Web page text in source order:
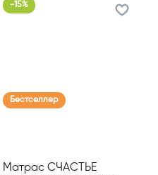
-15%
Бестселлер
Матрас СЧАСТЬЕ